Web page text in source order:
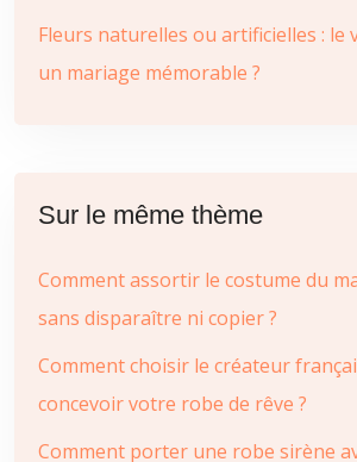
Fleurs naturelles ou artificielles : le
un mariage mémorable ?
Sur le même thème
Comment assortir le costume du
sans disparaître ni copier ?
Comment choisir le créateur
concevoir votre robe de rêve ?
Comment porter une robe sirène